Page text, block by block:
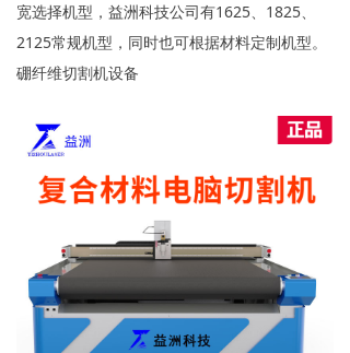
宽选择机型，益洲科技公司有1625、1825、
2125常规机型，同时也可根据材料定制机型。
硼纤维切割机设备